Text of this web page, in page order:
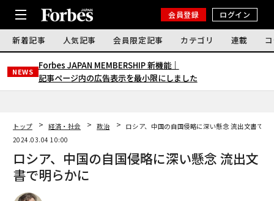
会員登録 ログイン
新着記事 人気記事 会員限定記事 カテゴリ 連載
NEWS
Forbes JAPAN MEMBERSHIP 新機能｜
記事ページ内の広告表示を最小限にしました
トップ 経済・社会 政治
ロシア、中国の自国侵略に深い懸念 流出文書で明
2024.03.04 10:00
ロシア、中国の自国侵略に深い懸念 流出文
書で明らかに